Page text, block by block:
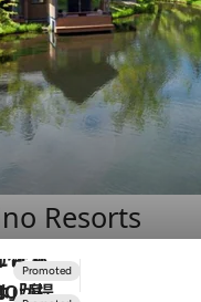
Resorts
ルで！」